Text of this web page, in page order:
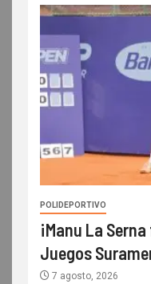
POLIDEPORTIVO
¡Manu La
Juegos
7 agosto, 2026